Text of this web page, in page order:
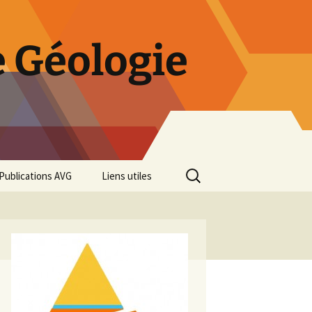
Publications AVG
Diaporama Exposition
minéralogique AVG 2016
Liens utiles
Rechercher :